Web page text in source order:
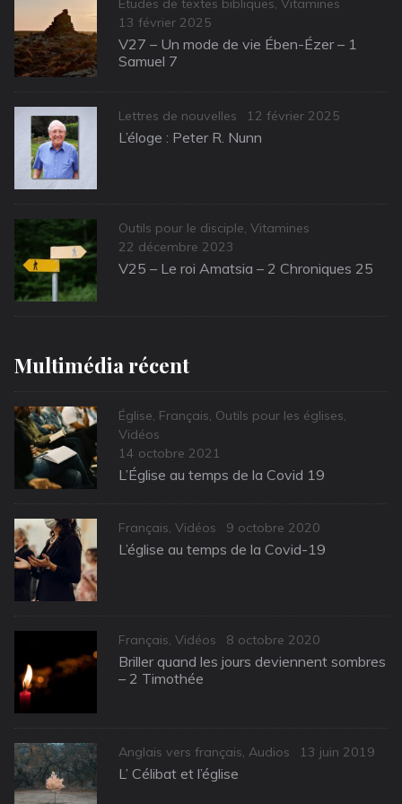
Études de textes bibliques, Vitamines
Posted
on
13 février 2025
V27 – Un mode de vie Ében-Ézer – 1
Samuel 7
Categories
Lettres de nouvelles
Posted
on
12 février 2025
L’éloge : Peter R. Nunn
Categories
Outils pour le disciple, Vitamines
Posted
on
22 décembre 2023
V25 – Le roi Amatsia – 2 Chroniques 25
Multimédia récent
Categories
Église, Français, Outils pour les églises,
Vidéos
Posted
on
14 octobre 2021
L’Église au temps de la Covid 19
Categories
Français, Vidéos
Posted
on
9 octobre 2020
L’église au temps de la Covid-19
Categories
Français, Vidéos
Posted
on
8 octobre 2020
Briller quand les jours deviennent sombres
– 2 Timothée
Categories
Anglais vers français, Audios
Posted
13 juin 2019
L’ Célibat et l’église